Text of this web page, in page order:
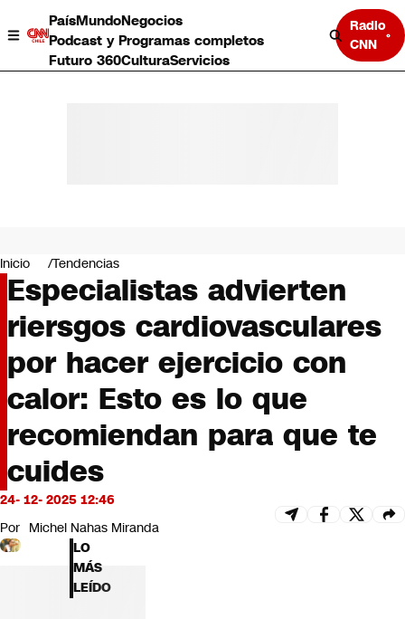
PaísMundoNegocios
Podcast y Programas completos
Futuro 360CulturaServicios
Radio
CNN
Negocios
Deportes
Programas completos
Cultura
Servicios
Bits
CNN tiempo
Opinión
Inicio Tendencias
Especialistas advierten
riersgos cardiovasculares
por hacer ejercicio con
calor: Esto es lo que
recomiendan para que te
cuides
24- 12- 2025 12:46
Por Michel Nahas Miranda
LO
MÁS
LEÍDO